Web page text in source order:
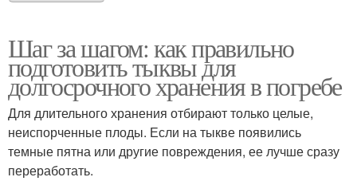
Шаг за шагом: как правильно
подготовить тыквы для
долгосрочного хранения в погребе
Для длительного хранения отбирают только целые,
неиспорченные плоды. Если на тыкве появились
темные пятна или другие повреждения, ее лучше сразу
переработать.